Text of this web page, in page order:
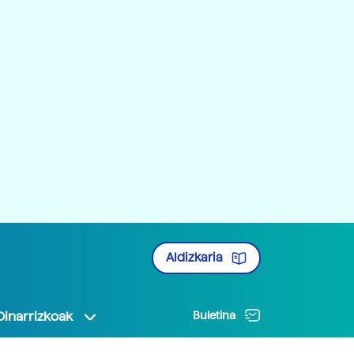
Aldizkaria
Buletina